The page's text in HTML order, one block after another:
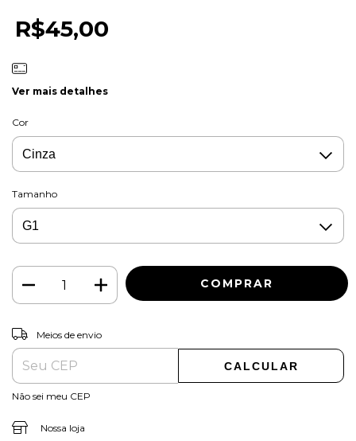
R$45,00
Ver mais detalhes
Cor
Tamanho
Entregas para o CEP:
Meios de envio
CALCULAR
Não sei meu CEP
Nossa loja